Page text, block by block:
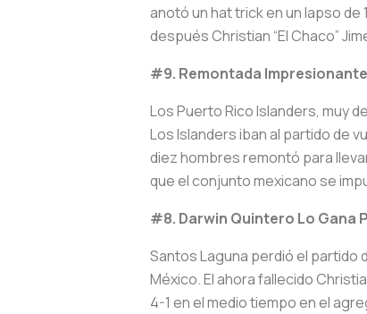
anotó un hat trick en un lapso de
después Christian “El Chaco”
#9. Remontada
Los Puerto Rico Islanders, muy
Los Islanders iban al partido de
diez hombres remontó para
que el conjunto mexicano se
#8. Darwin Quintero Lo Gana
Santos Laguna perdió el partido
México. El ahora fallecido
4-1 en el medio tiempo en el